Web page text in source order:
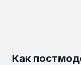
Как